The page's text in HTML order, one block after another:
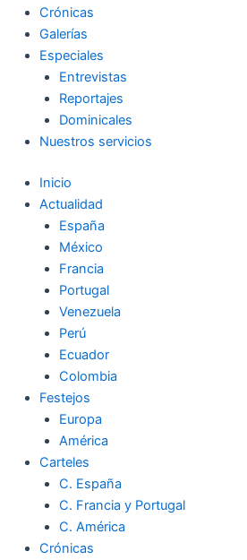
Crónicas
Galerías
Especiales
Entrevistas
Reportajes
Dominicales
Nuestros servicios
Inicio
Actualidad
España
México
Francia
Portugal
Venezuela
Perú
Ecuador
Colombia
Festejos
Europa
América
Carteles
C. España
C. Francia y Portugal
C. América
Crónicas